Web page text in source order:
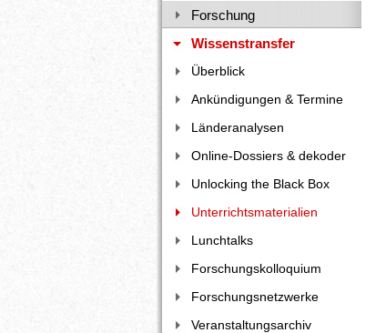
Forschung
Wissenstransfer
Überblick
Ankündigungen & Termine
Länderanalysen
Online-Dossiers & dekoder
Unlocking the Black Box
Unterrichtsmaterialien
Lunchtalks
Forschungskolloquium
Forschungsnetzwerke
Veranstaltungsarchiv